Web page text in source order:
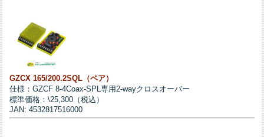
GZCX 165/200.2SQL（ペア）
仕様：GZCF 8-4Coax-SPL専用2-wayクロスオーバー
標準価格：\25,300（税込）
JAN: 4532817516000